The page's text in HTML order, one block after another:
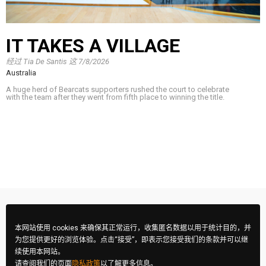
IT TAKES A VILLAGE
经过 Tia De Santis 这7/8/2026
Australia
A huge herd of Bearcats supporters rushed the court to celebrate
with the team after they went from fifth place to winning the title.
本网站使用 cookies 来确保其正常运行，收集匿名数据以用于统计目的，并
为您提供更好的浏览体验。点击“接受”，即表示您接受我们的条款并可以继
续使用本网站。
请查阅我们的页面 隐私政策以了解更多信息。